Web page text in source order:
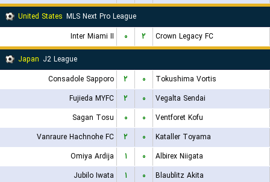
United States MLS Next Pro League
Inter Miami II
۰ ۲
Crown Legacy FC
Japan J2 League
Consadole Sapporo
۲ ۰
Tokushima Vortis
Fujieda MYFC
۲ ۰
Vegalta Sendai
Sagan Tosu
۰ ۰
Ventforet Kofu
Vanraure Hachnohe FC
۲ ۰
Kataller Toyama
Omiya Ardija
۱ ۰
Albirex Niigata
Jubilo Iwata
۱ ۰
Blaublitz Akita